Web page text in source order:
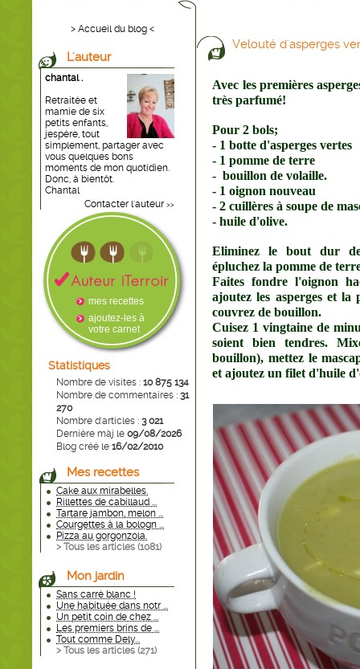
> Accueil du blog <
L'auteur
chantal .
Retraitée et
mamie de six
petits enfants,
jespère, tout
simplement, partager avec
vous quelques bons
moments de mon quotidien.
Donc, à bientôt.
Chantal
Contacter l'auteur >>
mes recettes
ajoutez-les à
votre carnet
Statistiques
Nombre de visites : 10 875 134
Nombre de commentaires : 31
270
Nombre d'articles : 3 021
Dernière màj le 09/08/2026
Blog créé le 16/02/2010
Mes recettes
Cake aux mirabelles.
Rillettes de cabillaud ...
Tartare jambon, melon ...
Courgettes à la bologn ...
Pizza au gorgonzola.
> Tous les articles (1081)
Mon jardin
Sans carré blanc !
Une habituée dans notr ...
Un petit coin de chez ...
Les premiers brins de ...
Tout comme Dely...
> Tous les articles (271)
Velouté d'asperges
Avec les premières
très parfumé!
Pour 2 bols;
- 1 botte d'asperges vertes
- 1 pomme de terre
- bouillon de volaille.
- 1 oignon nouveau
- 2 cuillères à soupe de
- huile d'olive.
Eliminez le bout dur
épluchez la pomme de
Faites fondre l'oignon
ajoutez les asperges et
couvrez de bouillon.
Cuisez 1 vingtaine de
soient bien tendres.
bouillon), mettez le
et ajoutez un filet d'huile